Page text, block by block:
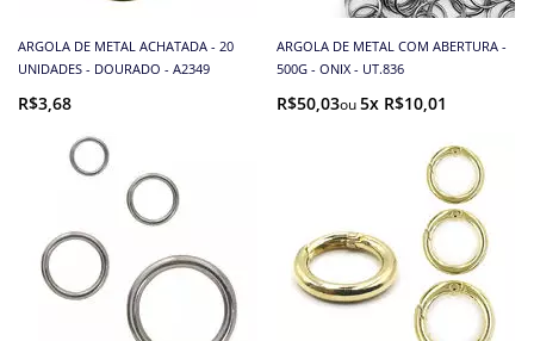
ARGOLA DE METAL ACHATADA - 20
UNIDADES - DOURADO - A2349
R$3,68
ARGOLA DE METAL COM ABERTURA -
500G - ONIX - UT.836
R$50,03 5x R$10,01